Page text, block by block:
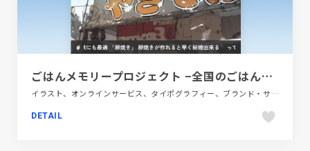
ごはんメモリープロジェクト −全国のごはんの思い出、マンガにします−
イラスト、オンラインサービス、タイポグラフィー、ブランド・サービスサイト、ブルー系、ポップ、メディアサイト
DETAIL